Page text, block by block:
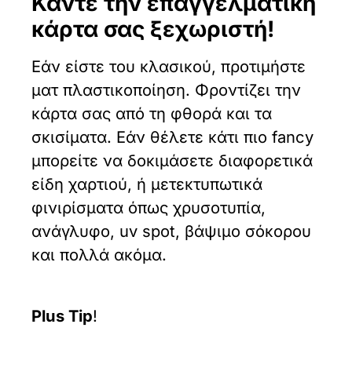
κάρτα σας ξεχωριστή!
Εάν είστε του κλασικού, προτιμήστε
ματ πλαστικοποίηση. Φροντίζει την
κάρτα σας από τη φθορά και τα
σκισίματα. Εάν θέλετε κάτι πιο fancy
μπορείτε να δοκιμάσετε διαφορετικά
είδη χαρτιού, ή μετεκτυπωτικά
φινιρίσματα όπως χρυσοτυπία,
ανάγλυφο, uv spot, βάψιμο σόκορου
και πολλά ακόμα.
Plus Tip!